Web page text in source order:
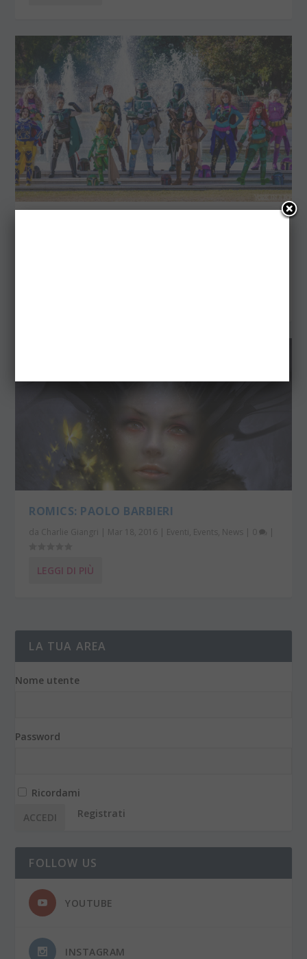
ROMICS: PAOLO BARBIERI
da Charlie Giangri | Mar 18, 2016 | Eventi, Events , News | 0 |
LEGGI DI PIÙ
LA TUA AREA
Nome utente
Password
Ricordami
Registrati
FOLLOW US
YOUTUBE
INSTAGRAM